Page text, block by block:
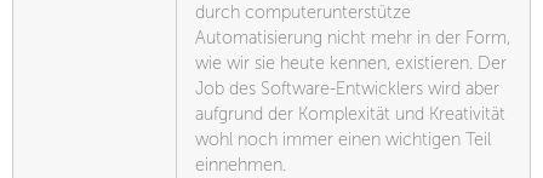
durch computerunterstütze
Automatisierung nicht mehr in der Form,
wie wir sie heute kennen, existieren. Der
Job des Software-Entwicklers wird aber
aufgrund der Komplexität und Kreativität
wohl noch immer einen wichtigen Teil
einnehmen.